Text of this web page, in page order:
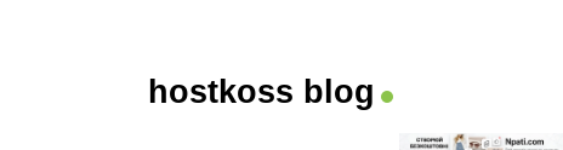
hostkoss blog